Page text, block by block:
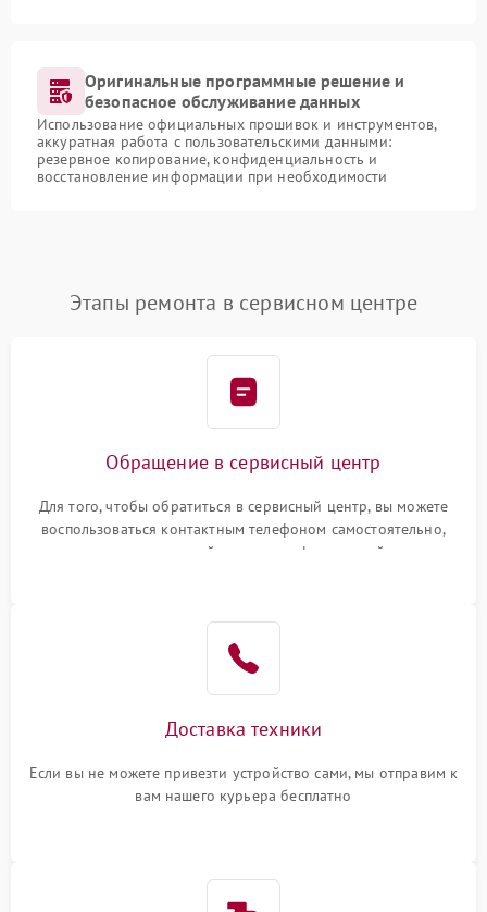
Оригинальные программные решение и
безопасное обслуживание данных
Использование официальных прошивок и инструментов,
аккуратная работа с пользовательскими данными:
резервное копирование, конфиденциальность и
восстановление информации при необходимости
Этапы ремонта в сервисном центре
Обращение в сервисный центр
Для того, чтобы обратиться в сервисный центр, вы можете
воспользоваться контактным телефоном самостоятельно,
или оставить свой номер телефона на сайте
Доставка техники
Если вы не можете привезти устройство сами, мы отправим к
вам нашего курьера бесплатно